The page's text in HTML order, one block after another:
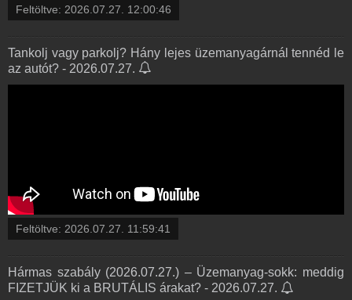
Feltöltve: 2026.07.27. 12:00:46
Tankolj vagy parkolj? Hány lejes üzemanyagárnál tennéd le
az autót? - 2026.07.27.
Feltöltve: 2026.07.27. 11:59:41
Hármas szabály (2026.07.27.) – Üzemanyag-sokk: meddig
FIZETJÜK ki a BRUTÁLIS árakat? - 2026.07.27.